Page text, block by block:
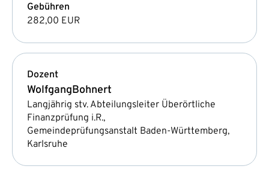
Gebühren
282,00 EUR
Dozent
WolfgangBohnert
Langjährig stv. Abteilungsleiter Überörtliche
Finanzprüfung i.R.,
Gemeindeprüfungsanstalt Baden-Württemberg,
Karlsruhe